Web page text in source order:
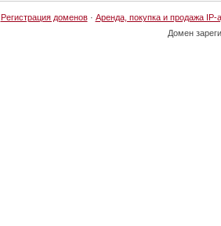
Регистрация доменов· Аренда, покупка и продажа IP-
Домен